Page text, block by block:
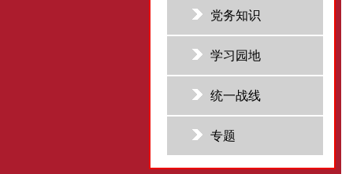
党务知识
学习园地
统一战线
专题